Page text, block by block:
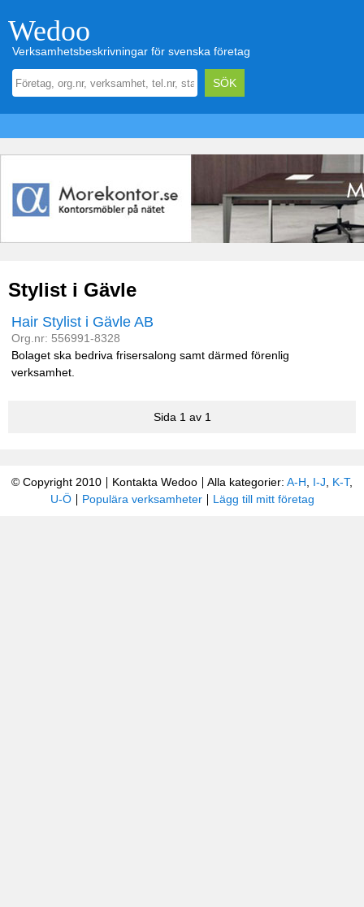
Wedoo
Verksamhetsbeskrivningar för svenska företag
Stylist i Gävle
Hair Stylist i Gävle AB
Org.nr: 556991-8328
Bolaget ska bedriva frisersalong samt därmed förenlig
verksamhet.
Sida 1 av 1
© Copyright 2010 Kontakta Wedoo Alla kategorier: A-H I-J K-T,
U-Ö
Populära verksamheter Lägg till mitt företag